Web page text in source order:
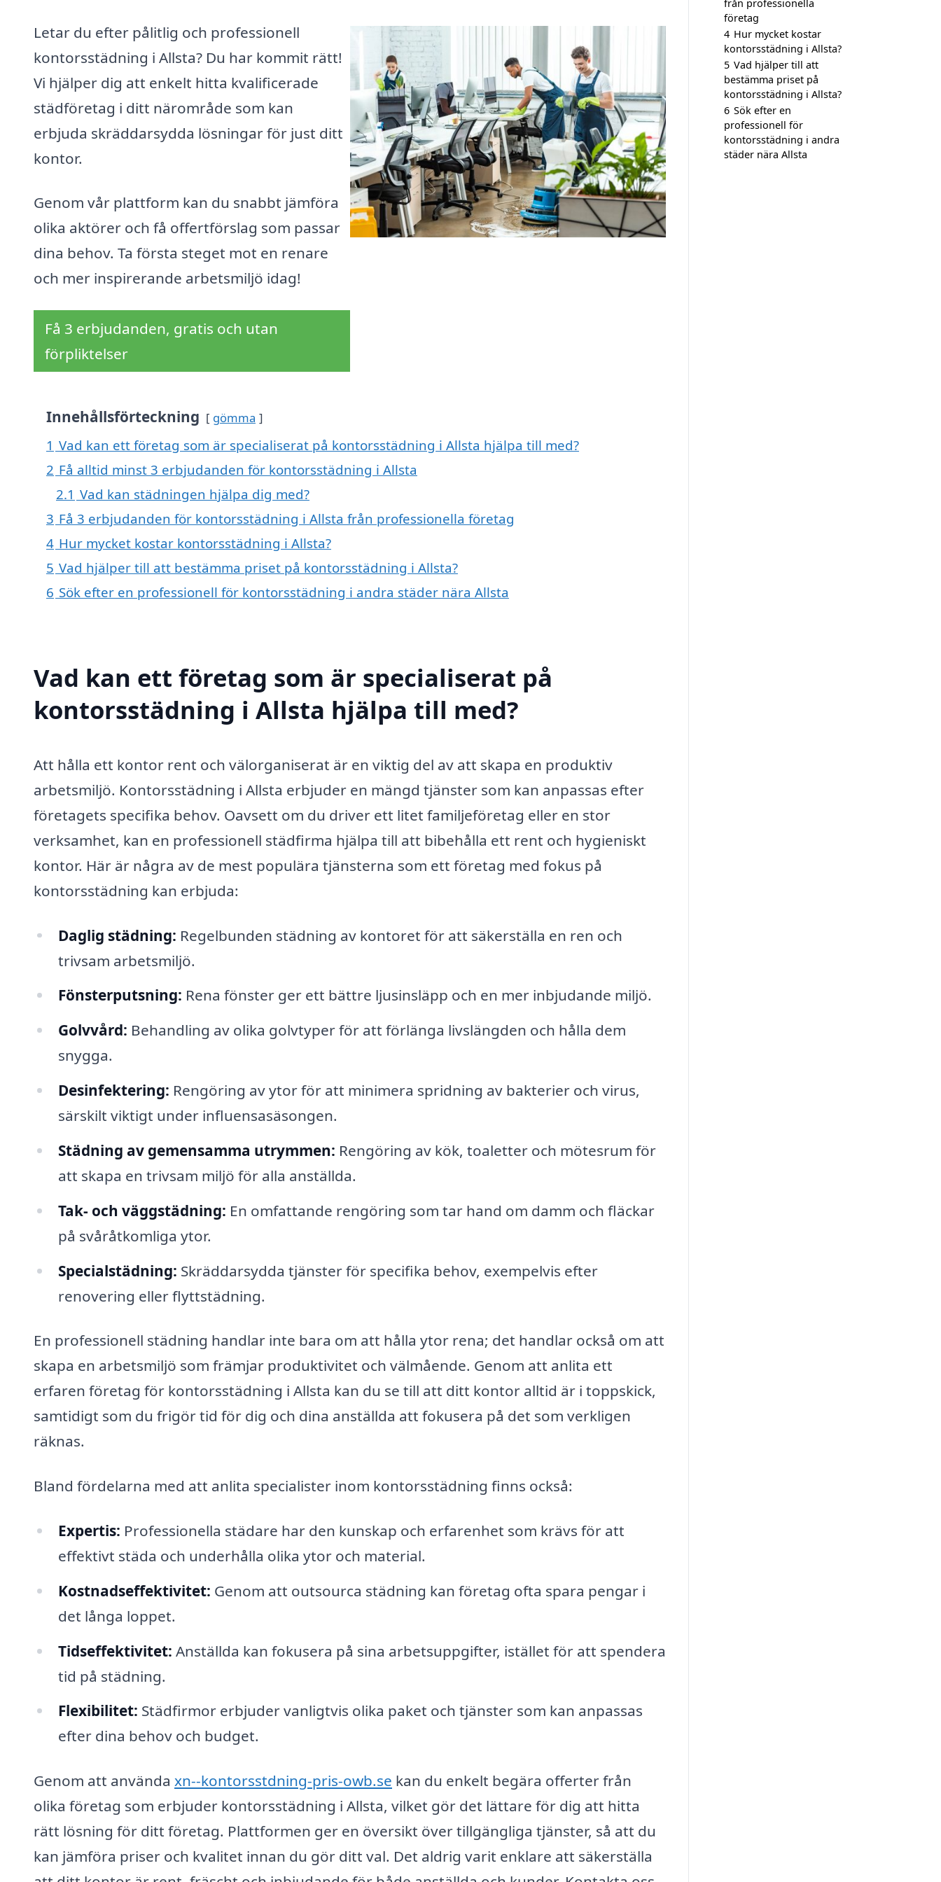
Letar du efter pålitlig och professionell
kontorsstädning i Allsta? Du har kommit rätt!
Vi hjälper dig att enkelt hitta kvalificerade
städföretag i ditt närområde som kan
erbjuda skräddarsydda lösningar för just ditt
kontor.
Genom vår plattform kan du snabbt jämföra
olika aktörer och få offertförslag som passar
dina behov. Ta första steget mot en renare
och mer inspirerande arbetsmiljö idag!
Få 3 erbjudanden, gratis och utan
förpliktelser
Innehållsförteckning gömma
1 Vad kan ett företag som är specialiserat på kontorsstädning i Allsta hjälpa till med?
2 Få alltid minst 3 erbjudanden för kontorsstädning i Allsta
2.1 Vad kan städningen hjälpa dig med?
3 Få 3 erbjudanden för kontorsstädning i Allsta från professionella företag
4 Hur mycket kostar kontorsstädning i Allsta?
5 Vad hjälper till att bestämma priset på kontorsstädning i Allsta?
6 Sök efter en professionell för kontorsstädning i andra städer nära Allsta
Vad kan ett företag som är specialiserat på
kontorsstädning i Allsta hjälpa till med?
Att hålla ett kontor rent och välorganiserat är en viktig del av att skapa en produktiv
arbetsmiljö. Kontorsstädning i Allsta erbjuder en mängd tjänster som kan anpassas efter
företagets specifika behov. Oavsett om du driver ett litet familjeföretag eller en stor
verksamhet, kan en professionell städfirma hjälpa till att bibehålla ett rent och hygieniskt
kontor. Här är några av de mest populära tjänsterna som ett företag med fokus på
kontorsstädning kan erbjuda:
Daglig städning: Regelbunden städning av kontoret för att säkerställa en ren och
trivsam arbetsmiljö.
Fönsterputsning: Rena fönster ger ett bättre ljusinsläpp och en mer inbjudande miljö.
Golvvård: Behandling av olika golvtyper för att förlänga livslängden och hålla dem
snygga.
Desinfektering: Rengöring av ytor för att minimera spridning av bakterier och virus,
särskilt viktigt under influensasäsongen.
Städning av gemensamma utrymmen: Rengöring av kök, toaletter och mötesrum för
att skapa en trivsam miljö för alla anställda.
Tak- och väggstädning: En omfattande rengöring som tar hand om damm och fläckar
på svåråtkomliga ytor.
Specialstädning: Skräddarsydda tjänster för specifika behov, exempelvis efter
renovering eller flyttstädning.
En professionell städning handlar inte bara om att hålla ytor rena; det handlar också om att
skapa en arbetsmiljö som främjar produktivitet och välmående. Genom att anlita ett
erfaren företag för kontorsstädning i Allsta kan du se till att ditt kontor alltid är i toppskick,
samtidigt som du frigör tid för dig och dina anställda att fokusera på det som verkligen
räknas.
Bland fördelarna med att anlita specialister inom kontorsstädning finns också:
Expertis: Professionella städare har den kunskap och erfarenhet som krävs för att
effektivt städa och underhålla olika ytor och material.
Kostnadseffektivitet: Genom att outsourca städning kan företag ofta spara pengar i
det långa loppet.
Tidseffektivitet: Anställda kan fokusera på sina arbetsuppgifter, istället för att spendera
tid på städning.
Flexibilitet: Städfirmor erbjuder vanligtvis olika paket och tjänster som kan anpassas
efter dina behov och budget.
Genom att använda xn--kontorsstdning-pris-owb.se kan du enkelt begära offerter från
olika företag som erbjuder kontorsstädning i Allsta, vilket gör det lättare för dig att hitta
rätt lösning för ditt företag. Plattformen ger en översikt över tillgängliga tjänster, så att du
kan jämföra priser och kvalitet innan du gör ditt val. Det aldrig varit enklare att säkerställa
från professionella
företag
4 Hur mycket kostar
kontorsstädning i Allsta?
5 Vad hjälper till att
bestämma priset på
kontorsstädning i Allsta?
6 Sök efter en
professionell för
kontorsstädning i andra
städer nära Allsta